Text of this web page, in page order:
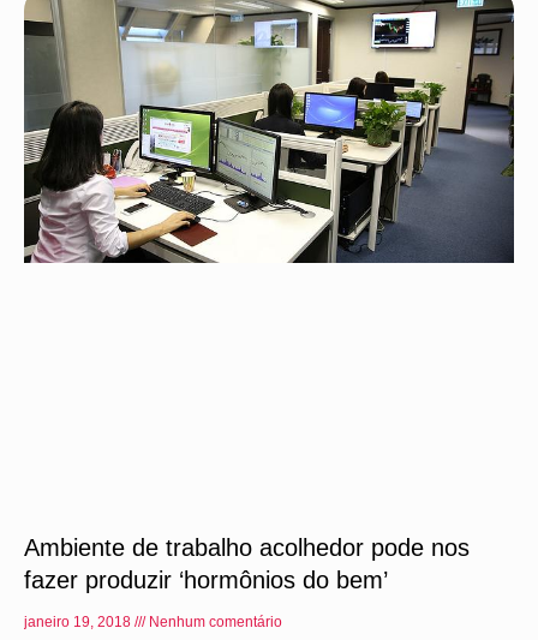
Ambiente de trabalho acolhedor pode nos
fazer produzir ‘hormônios do bem’
janeiro 19, 2018 Nenhum comentário